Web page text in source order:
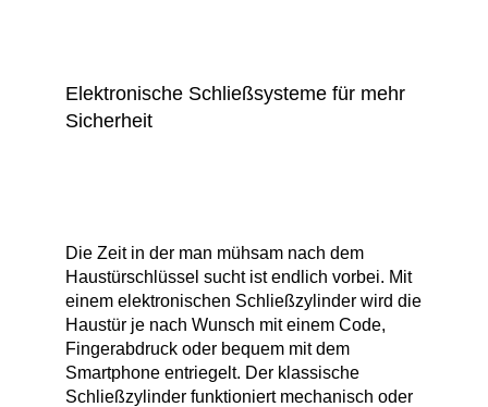
Elektronische Schließsysteme für mehr
Sicherheit
Die Zeit in der man mühsam nach dem
Haustürschlüssel sucht ist endlich vorbei. Mit
einem elektronischen Schließzylinder wird die
Haustür je nach Wunsch mit einem Code,
Fingerabdruck oder bequem mit dem
Smartphone entriegelt. Der klassische
Schließzylinder funktioniert mechanisch oder